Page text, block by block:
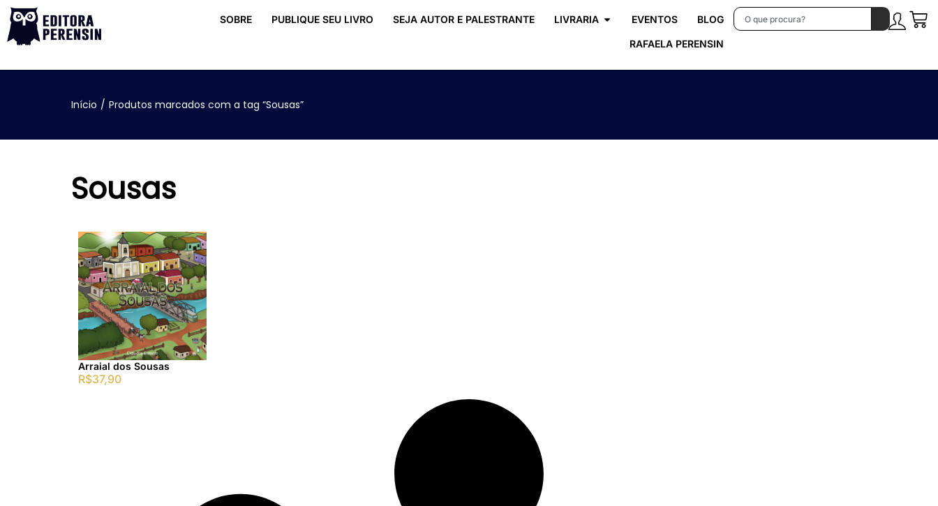
SOBRE PUBLIQUE SEU LIVRO SEJA AUTOR E PALESTRANTE LIVRARIA EVENTOS BLOG
RAFAELA PERENSIN
Início / Produtos marcados com a tag “Sousas”
Sousas
Arraial dos Sousas
R$37,90